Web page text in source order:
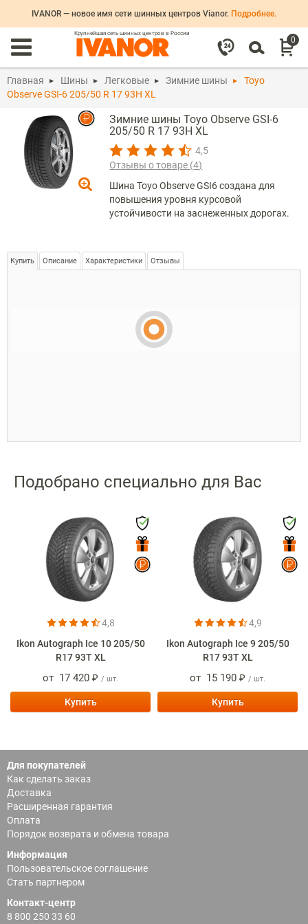
IVANOR — новое имя сети шинных центров Vianor. Подробнее.
0
Крупнейшая сеть шинных центров в России
Главная Шины Легковые Зимние шины
Toyo
Observe GSI-6 205/50 R 17 93H XL
Зимние шины Toyo Observe GSI-6
205/50 R 17 93H XL
4,5
Отзывы о товаре (4)
Шина Toyo Observe GSI6 создана для
повышения уровня курсовой
устойчивости на заснеженных дорогах.
Купить Описание Характеристики Отзывы
Подобрано специально для Вас
4,8
Ikon Autograph Ice 10 205/50
R17 93T XL
от 17 420 ₽ / шт.
Купить
4,9
Ikon Autograph Ice 9 205/50
R17 93T XL
от 15 190 ₽ / шт.
Купить
Для покупателей
Как сделать заказ
Доставка
Расширенная гарантия
Оплата
Порядок возврата и обмена товара
Информация
Пользовательское соглашение
Стать партнером
Контакт-центр
8 800 250 33 60